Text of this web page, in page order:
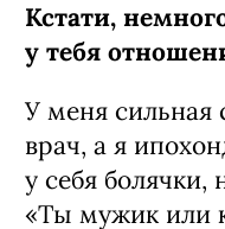
Кстати,
у тебя
У меня сильная
врач, а я
у себя болячки,
«Ты мужик или